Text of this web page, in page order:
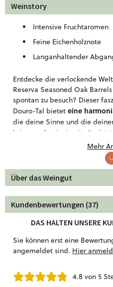
Weitere Informationen!
Weinstory
Intensive Fruchtaromen
Feine Eichenholznote
Langanhaltender
Entdecke die verlockende
Reserva Seasoned Oak
spontan zu besuch? Dieser
Douro-Tal bietet eine
die deine Sinne und die
bringen
. Entdecke die
Gewürzenund einem
perfekte Begleiter für jede
einem gemütlichen Abend
besonderen Anlass genießt,
diesen Wein zu gegrilltem
Sauce oder kräftigem Käse.
Mehr
Über das Weingut
Kundenbewertungen (37)
DAS HALTEN UNSERE
Sie können erst eine
angemeldet sind. Hier
4.8 von 5